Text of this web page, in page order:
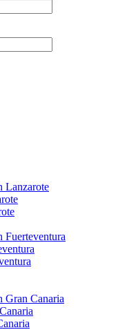
Lanzarote
Fuerteventura
Gran Canaria